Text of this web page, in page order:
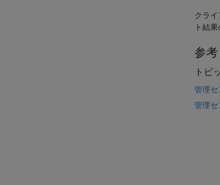
クラ
ト結
参考
トピ
管理
管理